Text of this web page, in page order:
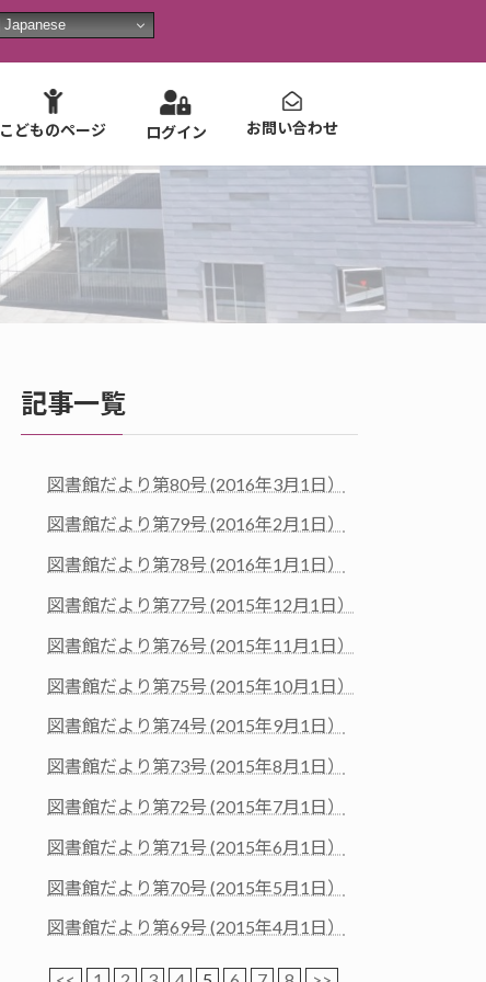
Japanese
こどものページ ログイン お問い合わせ
記事一覧
図書館だより第80号 (2016年3月1日）
図書館だより第79号 (2016年2月1日）
図書館だより第78号 (2016年1月1日）
図書館だより第77号 (2015年12月1日）
図書館だより第76号 (2015年11月1日）
図書館だより第75号 (2015年10月1日）
図書館だより第74号 (2015年9月1日）
図書館だより第73号 (2015年8月1日）
図書館だより第72号 (2015年7月1日）
図書館だより第71号 (2015年6月1日）
図書館だより第70号 (2015年5月1日）
図書館だより第69号 (2015年4月1日）